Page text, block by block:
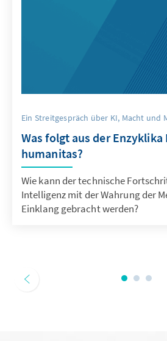
Ein Streitgespräch über KI, Macht und
Was folgt aus der Enzyklika
humanitas?
Wie kann der technische
Intelligenz mit der Wahrung der
Einklang gebracht werden?